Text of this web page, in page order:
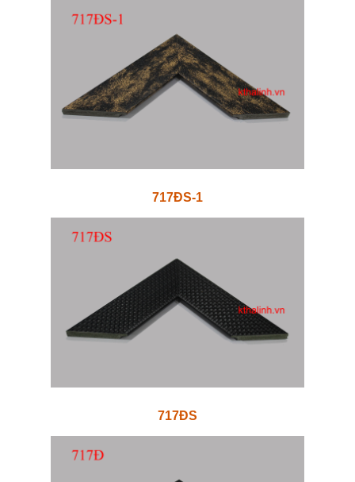
717ĐS-1
717ĐS